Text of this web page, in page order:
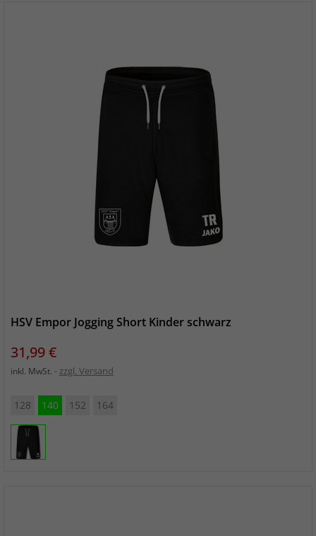
HSV Empor Jogging Short Kinder schwarz
Preis
31,99 €
inkl. MwSt. zzgl. Versand
128 140 152 164